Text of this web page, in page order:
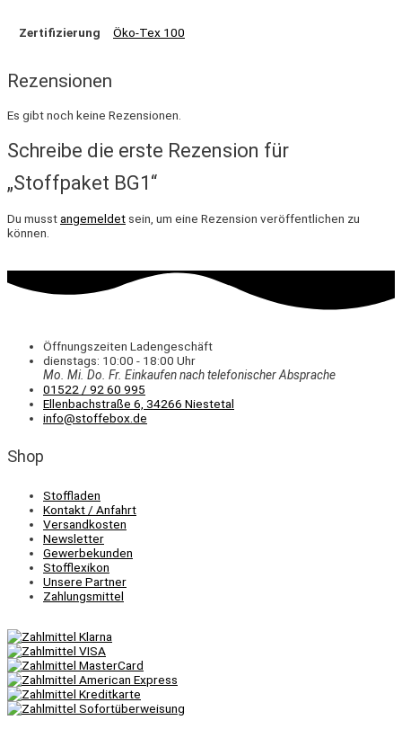
Zertifizierung Öko-Tex 100
Rezensionen
Es gibt noch keine Rezensionen.
Schreibe die erste Rezension für
„Stoffpaket BG1“
Du musstangemeldet sein, um eine Rezension veröffentlichen zu
können.
Öffnungszeiten Ladengeschäft
dienstags: 10:00 - 18:00 Uhr
Mo. Mi. Do. Fr. Einkaufennach telefonischer Absprache
01522 / 92 60 995
Ellenbachstraße 6, 34266 Niestetal
info@stoffebox.de
Shop
Stoffladen
Kontakt / Anfahrt
Versandkosten
Newsletter
Gewerbekunden
Stofflexikon
Unsere Partner
Zahlungsmittel